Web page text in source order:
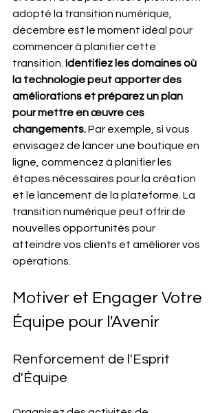
adopté la transition numérique,
décembre est le moment idéal pour
commencer à planifier cette
transition. Identifiez les domaines où
la technologie peut apporter des
améliorations et préparez un plan
pour mettre en œuvre ces
changements. Par exemple, si vous
envisagez de lancer une boutique en
ligne, commencez à planifier les
étapes nécessaires pour la création
et le lancement de la plateforme. La
transition numérique peut offrir de
nouvelles opportunités pour
atteindre vos clients et améliorer vos
opérations.
Motiver et Engager Votre
Équipe pour l'Avenir
Renforcement de l'Esprit
d'Équipe